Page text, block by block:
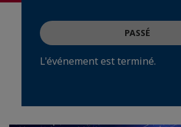
PASSÉ
L'événement est terminé.